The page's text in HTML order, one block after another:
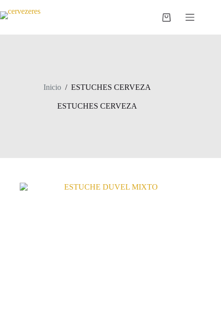
al
contenido
Carro
Inicio / ESTUCHES CERVEZA
ESTUCHES CERVEZA